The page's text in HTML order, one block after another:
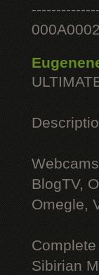
BlogTV,
Omegle,
Sibirian